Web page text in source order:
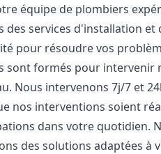
équipe de plombiers
services d'installation et
pour résoudre vos
sont formés pour intervenir
Nous intervenons 7j/7 et
nos interventions soient
dans votre quotidien.
des solutions adaptées à